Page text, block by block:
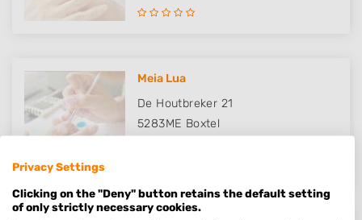
Meia Lua
De Houtbreker 21
5283ME Boxtel
Privacy Settings
Clicking on the "Deny" button retains the default setting
of only strictly necessary cookies.